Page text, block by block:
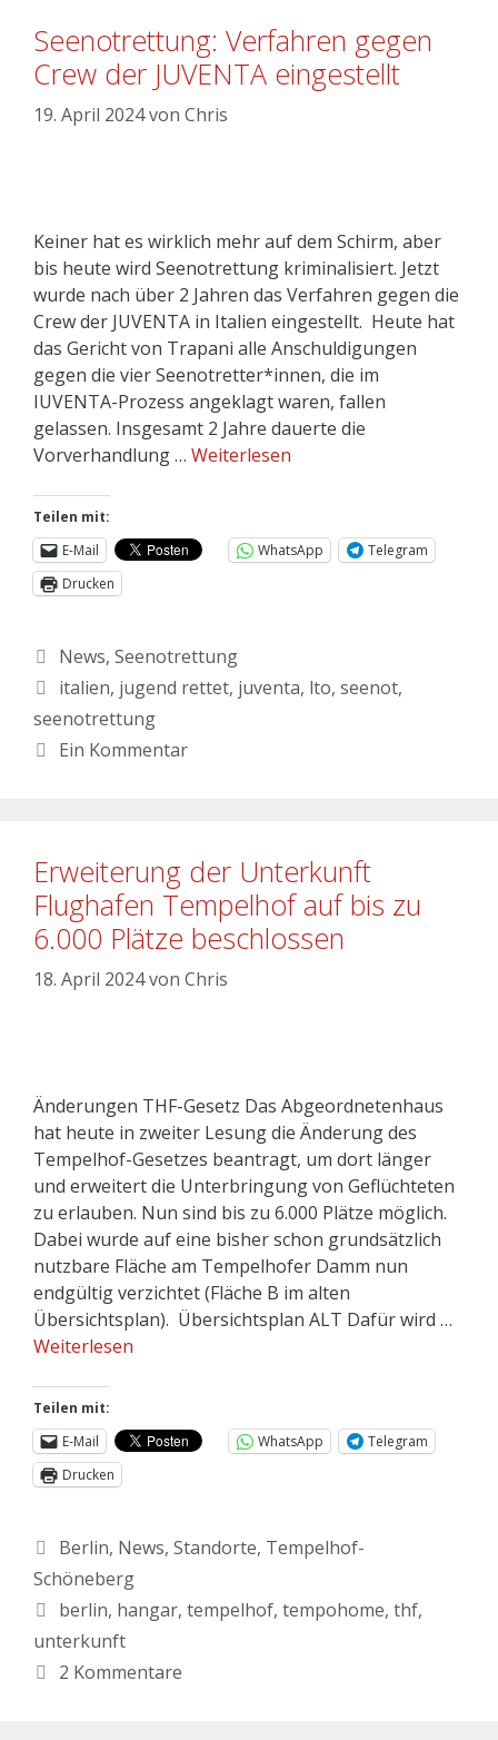
Seenotrettung: Verfahren gegen
Crew der JUVENTA eingestellt
19. April 2024von Chris
Keiner hat es wirklich mehr auf dem Schirm, aber
bis heute wird Seenotrettung kriminalisiert. Jetzt
wurde nach über 2 Jahren das Verfahren gegen die
Crew der JUVENTA in Italien eingestellt. Heute hat
das Gericht von Trapani alle Anschuldigungen
gegen die vier Seenotretter*innen, die im
IUVENTA-Prozess angeklagt waren, fallen
gelassen. Insgesamt 2 Jahre dauerte die
Vorverhandlung … Weiterlesen
Teilen mit:
E-Mail
WhatsApp
Telegram
Drucken
News, Seenotrettung
italien, jugend rettet, juventa, lto, seenot,
seenotrettung
Ein Kommentar
Erweiterung der Unterkunft
Flughafen Tempelhof auf bis zu
6.000 Plätze beschlossen
18. April 2024von Chris
Änderungen THF-Gesetz Das Abgeordnetenhaus
hat heute in zweiter Lesung die Änderung des
Tempelhof-Gesetzes beantragt, um dort länger
und erweitert die Unterbringung von Geflüchteten
zu erlauben. Nun sind bis zu 6.000 Plätze möglich.
Dabei wurde auf eine bisher schon grundsätzlich
nutzbare Fläche am Tempelhofer Damm nun
endgültig verzichtet (Fläche B im alten
Übersichtsplan). Übersichtsplan ALT Dafür wird …
Weiterlesen
Teilen mit:
E-Mail
WhatsApp
Telegram
Drucken
Berlin, News, Standorte, Tempelhof-
Schöneberg
berlin, hangar, tempelhof, tempohome, thf,
unterkunft
2 Kommentare